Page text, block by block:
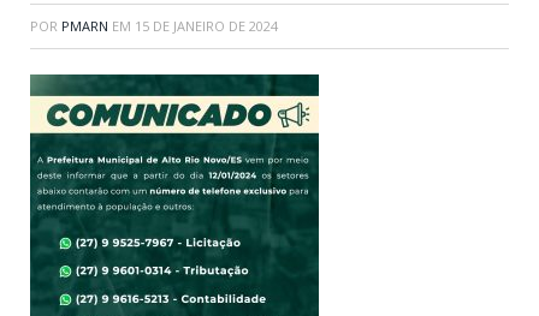
POR PMARN EM 15 DE JANEIRO DE 2024